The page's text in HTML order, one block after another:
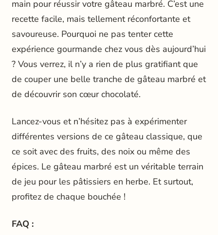
main pour réussir votre gâteau marbré. C’est une
recette facile, mais tellement réconfortante et
savoureuse. Pourquoi ne pas tenter cette
expérience gourmande chez vous dès aujourd’hui
? Vous verrez, il n’y a rien de plus gratifiant que
de couper une belle tranche de gâteau marbré et
de découvrir son cœur chocolaté.
Lancez-vous et n’hésitez pas à expérimenter
différentes versions de ce gâteau classique, que
ce soit avec des fruits, des noix ou même des
épices. Le gâteau marbré est un véritable terrain
de jeu pour les pâtissiers en herbe. Et surtout,
profitez de chaque bouchée !
FAQ :